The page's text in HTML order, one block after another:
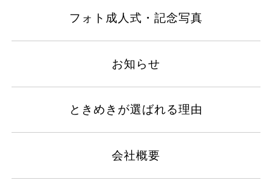
フォト成人式・記念写真
お知らせ
ときめきが選ばれる理由
会社概要